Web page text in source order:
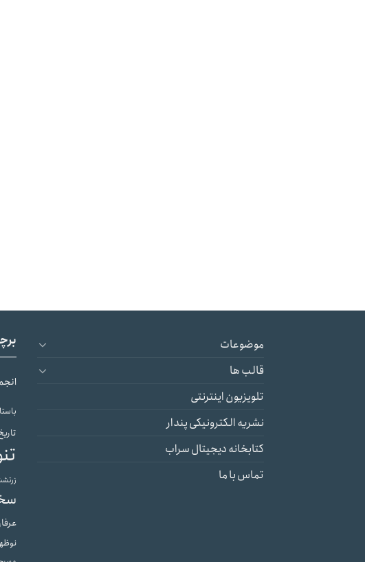
موضوعات
قالب ها
تلویزیون اینترنتی
نشریه الکترونیکی پندار
کتابخانه دیجیتال سراب
تماس با ما